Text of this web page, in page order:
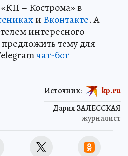
– Кострома» в
и Вконтакте. А
интересного
тему для
чат-бот
Дария ЗАЛЕССКАЯ
журналист
Источник: kp.ru